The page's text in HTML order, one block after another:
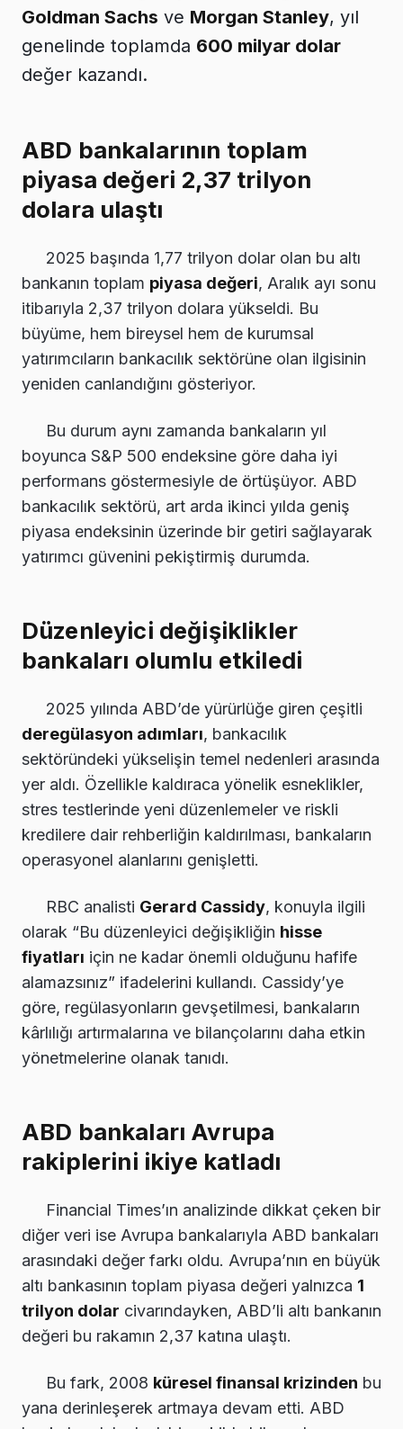
Goldman Sachs ve Morgan Stanley, yıl
genelinde toplamda 600 milyar dolar
değer kazandı.
ABD bankalarının toplam
piyasa değeri 2,37 trilyon
dolara ulaştı
2025 başında 1,77 trilyon dolar olan bu altı
bankanın toplam piyasa değeri, Aralık ayı sonu
itibarıyla 2,37 trilyon dolara yükseldi. Bu
büyüme, hem bireysel hem de kurumsal
yatırımcıların bankacılık sektörüne olan ilgisinin
yeniden canlandığını gösteriyor.
Bu durum aynı zamanda bankaların yıl
boyunca S&P 500 endeksine göre daha iyi
performans göstermesiyle de örtüşüyor. ABD
bankacılık sektörü, art arda ikinci yılda geniş
piyasa endeksinin üzerinde bir getiri sağlayarak
yatırımcı güvenini pekiştirmiş durumda.
Düzenleyici değişiklikler
bankaları olumlu etkiledi
2025 yılında ABD’de yürürlüğe giren çeşitli
deregülasyon adımları, bankacılık
sektöründeki yükselişin temel nedenleri arasında
yer aldı. Özellikle kaldıraca yönelik esneklikler,
stres testlerinde yeni düzenlemeler ve riskli
kredilere dair rehberliğin kaldırılması, bankaların
operasyonel alanlarını genişletti.
RBC analisti Gerard Cassidy, konuyla ilgili
olarak “Bu düzenleyici değişikliğin hisse
fiyatları için ne kadar önemli olduğunu hafife
alamazsınız” ifadelerini kullandı. Cassidy’ye
göre, regülasyonların gevşetilmesi, bankaların
kârlılığı artırmalarına ve bilançolarını daha etkin
yönetmelerine olanak tanıdı.
ABD bankaları Avrupa
rakiplerini ikiye katladı
Financial Times’ın analizinde dikkat çeken bir
diğer veri ise Avrupa bankalarıyla ABD bankaları
arasındaki değer farkı oldu. Avrupa’nın en büyük
altı bankasının toplam piyasa değeri yalnızca 1
trilyon dolar civarındayken, ABD’li altı bankanın
değeri bu rakamın 2,37 katına ulaştı.
Bu fark, 2008 küresel finansal krizinden bu
yana derinleşerek artmaya devam etti. ABD